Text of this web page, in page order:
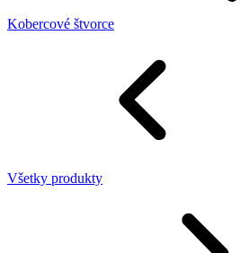
Kobercové štvorce
Všetky produkty